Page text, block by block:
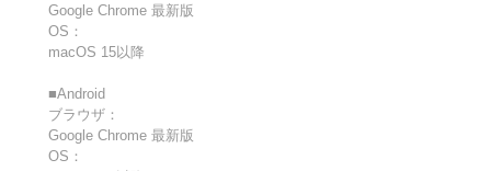
Google Chrome 最新版
OS：
macOS 15以降
■Android
ブラウザ：
Google Chrome 最新版
OS：